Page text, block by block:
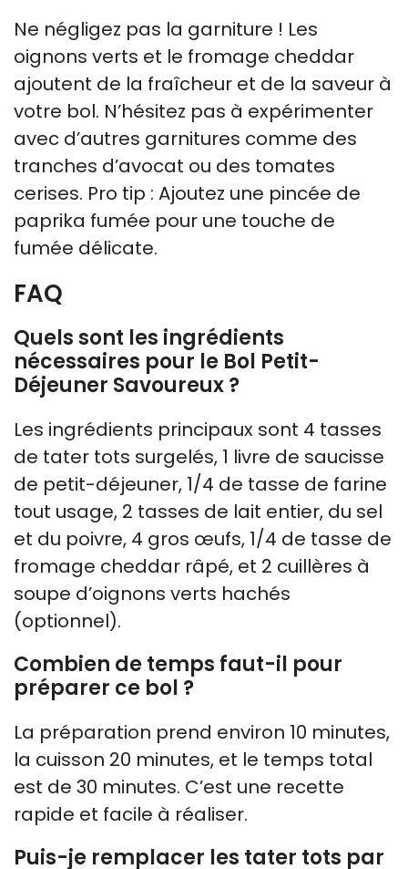
Ne négligez pas la garniture ! Les
oignons verts et le fromage cheddar
ajoutent de la fraîcheur et de la saveur à
votre bol. N’hésitez pas à expérimenter
avec d’autres garnitures comme des
tranches d’avocat ou des tomates
cerises. Pro tip : Ajoutez une pincée de
paprika fumée pour une touche de
fumée délicate.
FAQ
Quels sont les ingrédients
nécessaires pour le Bol Petit-
Déjeuner Savoureux ?
Les ingrédients principaux sont 4 tasses
de tater tots surgelés, 1 livre de saucisse
de petit-déjeuner, 1/4 de tasse de farine
tout usage, 2 tasses de lait entier, du sel
et du poivre, 4 gros œufs, 1/4 de tasse de
fromage cheddar râpé, et 2 cuillères à
soupe d’oignons verts hachés
(optionnel).
Combien de temps faut-il pour
préparer ce bol ?
La préparation prend environ 10 minutes,
la cuisson 20 minutes, et le temps total
est de 30 minutes. C’est une recette
rapide et facile à réaliser.
Puis-je remplacer les tater tots par